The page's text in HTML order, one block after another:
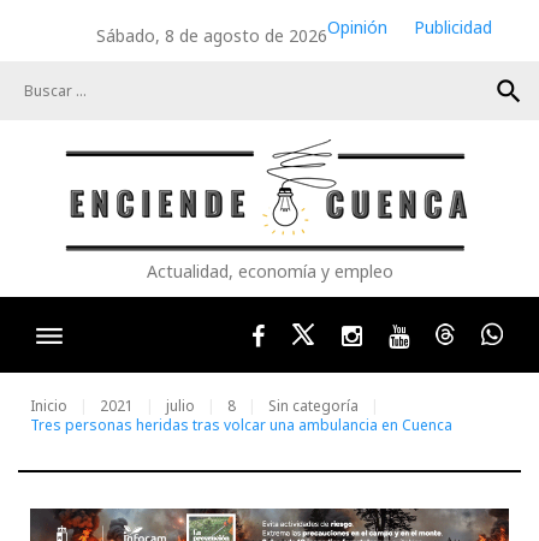
Sábado, 8 de agosto de 2026Opinión
Publicidad
search
Actualidad, economía y empleo
FacebookTwitterInstagram
YoutubeThreads
Inicio 2021 julio 8
Sin categoría
Tres personas heridas tras volcar una ambulancia en Cuenca